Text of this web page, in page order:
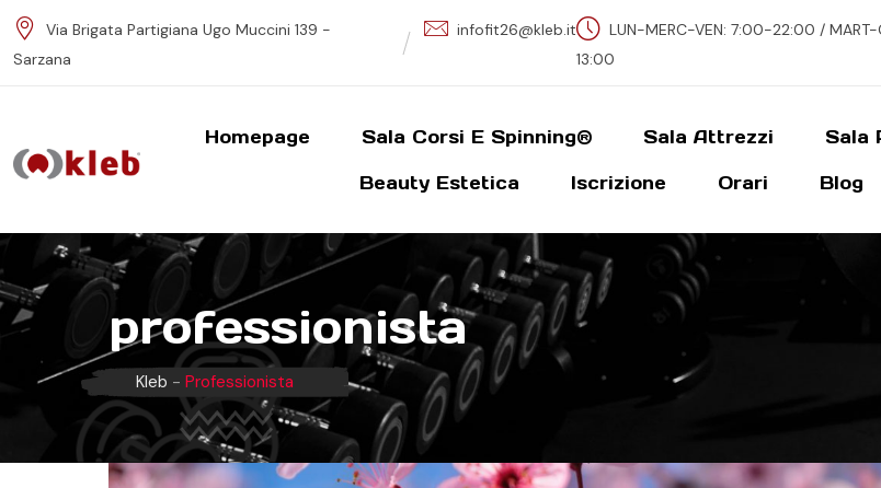
t
e
Via Brigata Partigiana Ugo Muccini 139 -
Sarzana
infofit26@kleb.it
LUN-MERC-VEN: 7:00-22:00 /
13:00
Homepage Sala Corsi E Spinning® Sala Attrezzi Sala
Beauty Estetica Iscrizione Orari Blog
professionista
Kleb - Professionista